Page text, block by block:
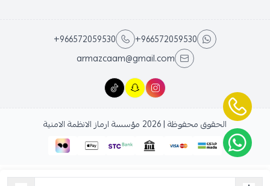
+966572059530
+966572059530
armazcaam@gmail.com
الحقوق محفوظة | 2026 مؤسسة ارماز الانظمة الامنية